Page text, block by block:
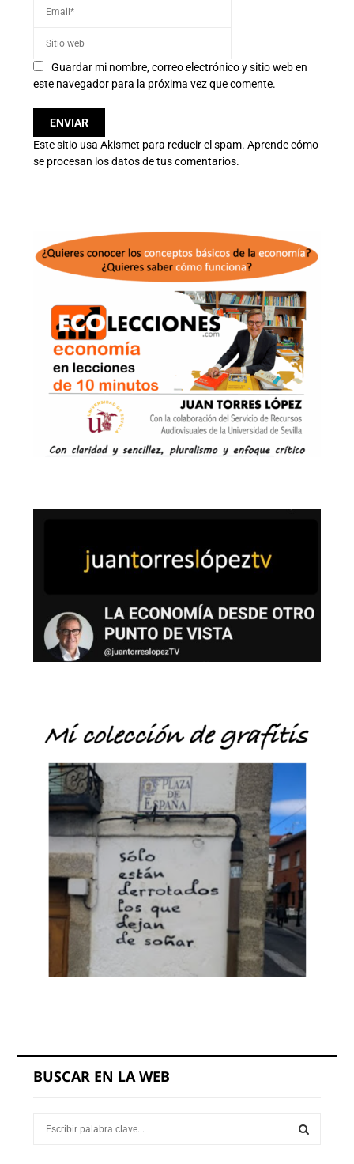
Guardar mi nombre, correo electrónico y sitio web en
este navegador para la próxima vez que comente.
Este sitio usa Akismet para reducir el spam. Aprende cómo
se procesan los datos de tus comentarios.
BUSCAR EN LA WEB